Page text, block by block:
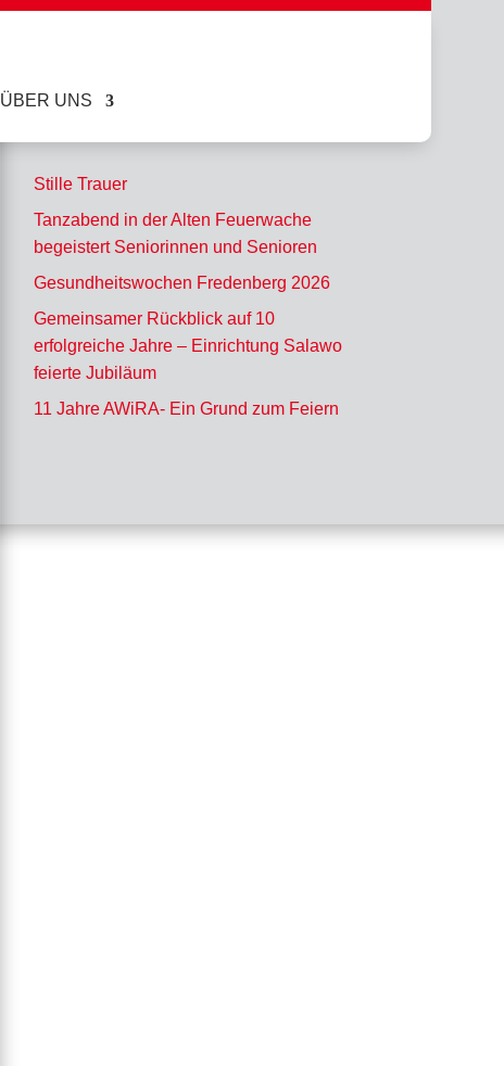
ÜBER UNS
Stille Trauer
Tanzabend in der Alten Feuerwache
begeistert Seniorinnen und Senioren
Gesundheitswochen Fredenberg 2026
Gemeinsamer Rückblick auf 10
erfolgreiche Jahre – Einrichtung Salawo
feierte Jubiläum
11 Jahre AWiRA- Ein Grund zum Feiern